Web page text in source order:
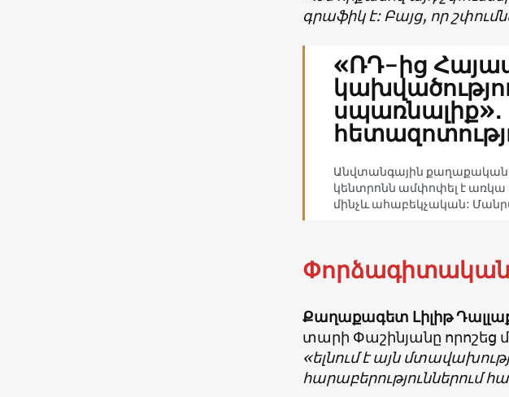
գրաֆիկ է: Բայց, որ
«ՌԴ-ից
սպառնալիք»․
Անվտանգային
կենտրոնն ամփոփել է
մինչև ահաբեկչական:
Քաղաքագետ Լիլիթ
տարի Փաշինյանը որոշեց
«ելնում է այն
հարաբերություններում